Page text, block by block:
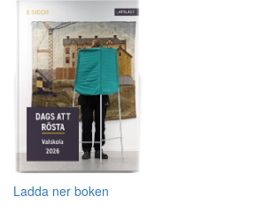
Ladda ner boken